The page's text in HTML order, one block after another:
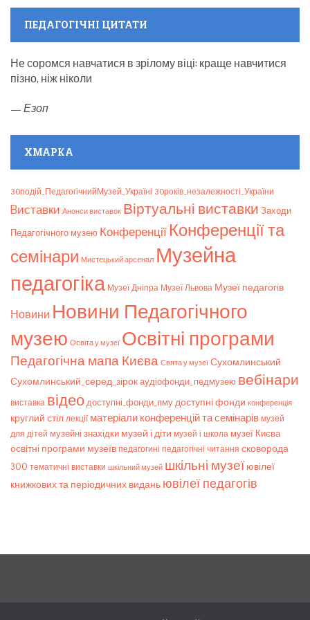
event)
ПЕДАГОГІЧНІ ЦИТАТИ
Не соромся навчатися в зрілому віці: краще навчитися
пізно, ніж ніколи
—Езоп
ХМАРКА
30подій_ПедагогічнийМузей_Україні 30років_незалежності_України
Bиставки Анонси виставок Віртуальні виставки Заходи
Педагогічного музею Конференції Конференції та
семінари Мистецький арсенал Музейна
педагогіка Музеї Дніпра Музеї Львова Музеї педагогів
Новини Новини Педагогічного
музею Освіта у музеї Освітні програми
Педагогічна мапа Києва Свята у музеї Сухомлинський
Сухомлинський_серед_зірокаудіофонди_педмузею вебінари
виставка відеодоступні_фонди_пмудоступні фонди конференція
круглий стіл лекції матеріали конференцій та семінарів музей
для дітей музейні знахідки музей і діти музей і школа музеї Києва
освітні програми музеїв педагогині педагогічні читання сковорода
300 тематичні виставки шкільний музей шкільні музеї ювілеї
книжкових та періодичних видань ювілеї педагогів